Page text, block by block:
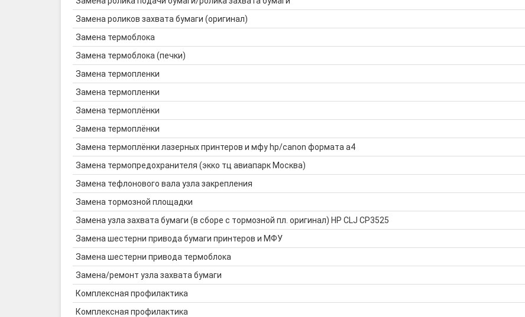
Замена роликов захвата бумаги (оригинал)
Замена термоблока
Замена термоблока (печки)
Замена термопленки
Замена термопленки
Замена термоплёнки
Замена термоплёнки
Замена термоплёнки лазерных принтеров и мфу hp/canon формата а4
Замена термопредохранителя (экко тц авиапарк Москва)
Замена тефлонового вала узла закрепления
Замена тормозной площадки
Замена узла захвата бумаги (в сборе с тормозной пл. оригинал) HP CLJ CP3525
Замена шестерни привода бумаги принтеров и МФУ
Замена шестерни привода термоблока
Замена/ремонт узла захвата бумаги
Комплексная профилактика
Комплексная профилактика